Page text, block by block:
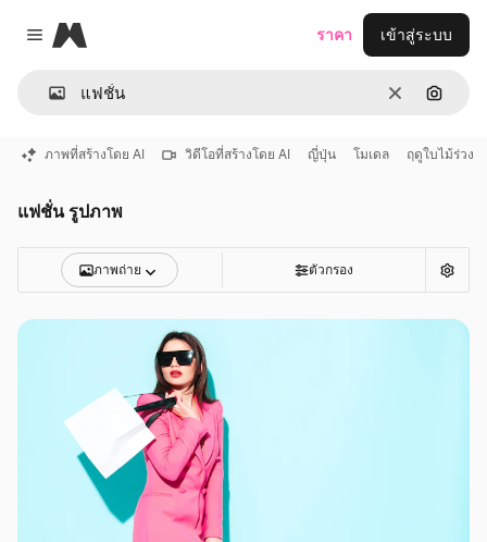
Close menu
Magnific
ชัดเจนค้นหา
ราคา เข้าสู่ระบบ
ภาพที่สร้างโดย AI วิดีโอที่สร้างโดย AI ญี่ปุ่น โมเดล ฤดูใบไม้ร่วง
แฟชั่น รูปภาพ
ภาพถ่าย ตัวกรอง